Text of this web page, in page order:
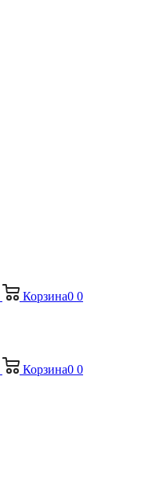
Корзина0 0
Корзина0 0